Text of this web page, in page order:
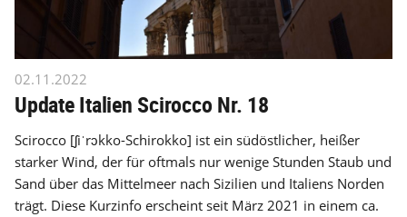
02.11.2022
Update Italien Scirocco Nr. 18
Scirocco [ʃiˈrɔkko-Schirokko] ist ein südöstlicher, heißer
starker Wind, der für oftmals nur wenige Stunden Staub und
Sand über das Mittelmeer nach Sizilien und Italiens Norden
trägt. Diese Kurzinfo erscheint seit März 2021 in einem ca.